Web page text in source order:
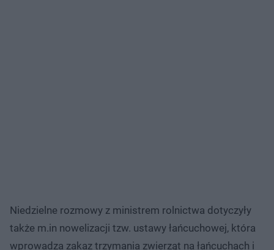
Niedzielne rozmowy z ministrem rolnictwa dotyczyły
także m.in nowelizacji tzw. ustawy łańcuchowej, która
wprowadza zakaz trzymania zwierząt na łańcuchach i